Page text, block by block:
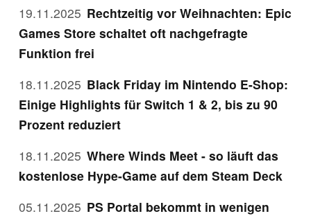
19.11.2025 Rechtzeitig vor Weihnachten: Epic
Games Store schaltet oft nachgefragte
Funktion frei
18.11.2025 Black Friday im Nintendo E-Shop:
Einige Highlights für Switch 1 & 2, bis zu 90
Prozent reduziert
18.11.2025 Where Winds Meet - so läuft das
kostenlose Hype-Game auf dem Steam Deck
05.11.2025 PS Portal bekommt in wenigen